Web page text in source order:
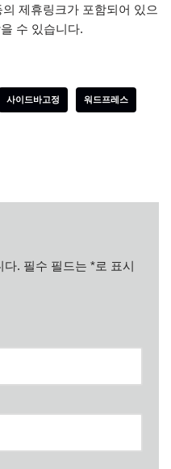
제휴링크가 포함되어 있으
수 있습니다.
사이드바고정 워드프레스
다. 필수 필드는 *로 표시